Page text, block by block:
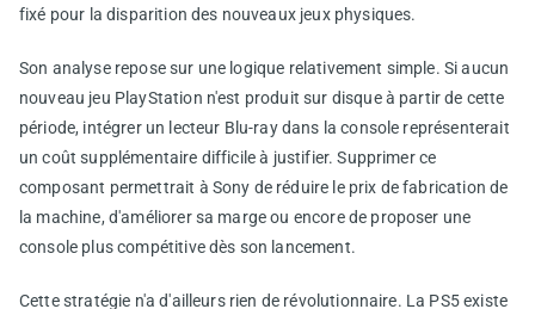
fixé pour la disparition des nouveaux jeux physiques.
Son analyse repose sur une logique relativement simple. Si aucun
nouveau jeu PlayStation n'est produit sur disque à partir de cette
période, intégrer un lecteur Blu-ray dans la console représenterait
un coût supplémentaire difficile à justifier. Supprimer ce
composant permettrait à Sony de réduire le prix de fabrication de
la machine, d'améliorer sa marge ou encore de proposer une
console plus compétitive dès son lancement.
Cette stratégie n'a d'ailleurs rien de révolutionnaire. La PS5 existe